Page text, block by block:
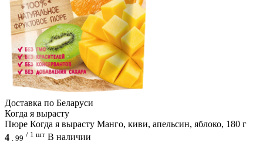
Доcтавка по Беларуси
Когда я вырасту
Пюре Когда я вырасту Манго, киви, апельсин, яблоко, 180 г
4
99 / 1 шт В наличии